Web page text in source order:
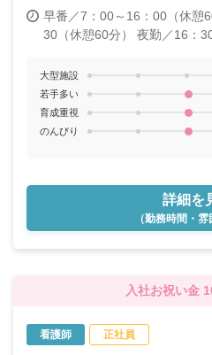
早番／7：00～16：00（休憩
30（休憩60分）
夜勤／16：
大型施設
若手多い
育成重視
のんびり
詳細を
（勤務時間・雰
入社お祝い金
看護師 正社員